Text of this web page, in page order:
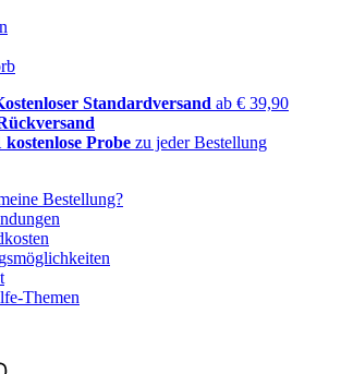
Standardversand ab € 39,90
kostenlose Probe zu jeder Bestellung
Bestellung?
Themen